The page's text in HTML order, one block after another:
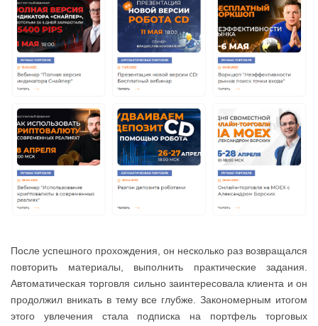
После успешного прохождения, он несколько раз возвращался
повторить материалы, выполнить практические задания.
Автоматическая торговля сильно заинтересовала клиента и он
продолжил вникать в тему все глубже. Закономерным итогом
этого увлечения стала подписка на портфель торговых